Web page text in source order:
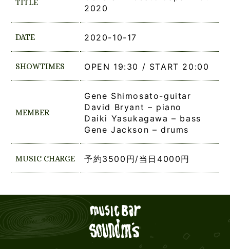
TITLE
2020
DATE 2020-10-17
SHOWTIMES OPEN 19:30 / START 20:00
MEMBER
Gene Shimosato-guitar
David Bryant – piano
Daiki Yasukagawa – bass
Gene Jackson – drums
MUSIC CHARGE 予約3500円/当日4000円